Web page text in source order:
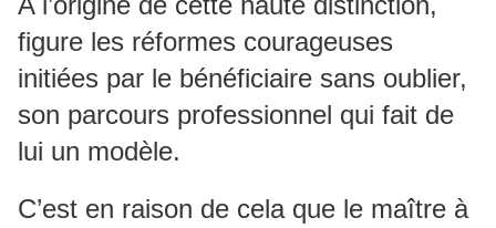
figure les réformes courageuses
initiées par le bénéficiaire sans oublier,
son parcours professionnel qui fait de
lui un modèle.
C’est en raison de cela que le maître à